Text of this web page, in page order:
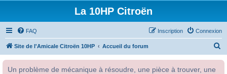
La 10HP Citroën
FAQ Connexion
Inscription
Site de l'Amicale Citroën 10HP Accueil du forum
Un problème de mécanique à résoudre, une pièce à trouver, une